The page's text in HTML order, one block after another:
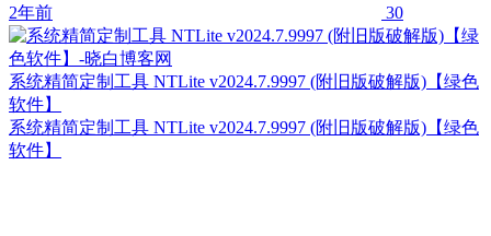
2年前 30
系统精简定制工具 NTLite v2024.7.9997 (附旧版破解版)【绿色
软件】
系统精简定制工具 NTLite v2024.7.9997 (附旧版破解版)【绿色
软件】